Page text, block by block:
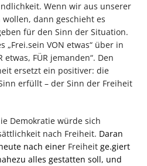
Wenn wir aus unserer
dann geschieht es
für den Sinn der Situation.
„Frei.sein VON etwas“ über in
etwas, FÜR jemanden“. Den
ersetzt ein positiver: die
erfüllt – der Sinn der Freiheit
Demokratie würde sich
nach Freiheit. Daran
nach einer Freiheit ge.giert
alles gestatten soll, und